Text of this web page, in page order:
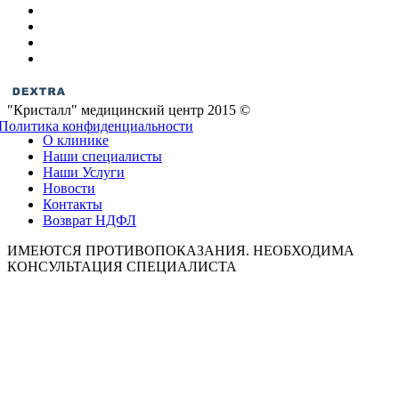
"Кристалл" медицинский центр 2015 ©
конфиденциальности
О клинике
Наши специалисты
Наши Услуги
Новости
Контакты
Возврат НДФЛ
ИМЕЮТСЯ ПРОТИВОПОКАЗАНИЯ. НЕОБХОДИМА
КОНСУЛЬТАЦИЯ СПЕЦИАЛИСТА